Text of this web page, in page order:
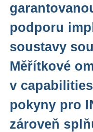
podporu
soustavy
Měřítkové
v
pokyny pro
zároveň